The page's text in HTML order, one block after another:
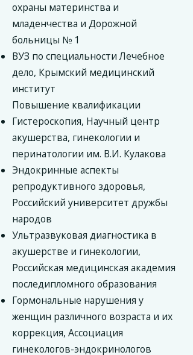
охраны материнства и
младенчества и Дорожной
больницы № 1
ВУЗ по специальности Лечебное
дело, Крымский медицинский
институт
Повышение квалификации
Гистероскопия, Научный центр
акушерства, гинекологии и
перинатологии им. В.И. Кулакова
Эндокринные аспекты
репродуктивного здоровья,
Российский университет дружбы
народов
Ультразвуковая диагностика в
акушерстве и гинекологии,
Российская медицинская академия
последипломного образования
Гормональные нарушения у
женщин различного возраста и их
коррекция, Ассоциация
гинекологов-эндокринологов